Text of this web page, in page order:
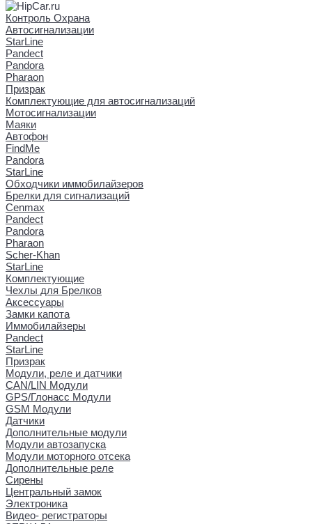
Контроль Охрана
Автосигнализации
StarLine
Pandect
Pandora
Pharaon
Призрак
Комплектующие для автосигнализаций
Мотосигнализации
Маяки
Автофон
FindMe
Pandora
StarLine
Обходчики иммобилайзеров
Брелки для сигнализаций
Cenmax
Pandect
Pandora
Pharaon
Scher-Khan
StarLine
Комплектующие
Чехлы для Брелков
Аксессуары
Замки капота
Иммобилайзеры
Pandect
StarLine
Призрак
Модули, реле и датчики
CAN/LIN Модули
GPS/Глонасс Модули
GSM Модули
Датчики
Дополнительные модули
Модули автозапуска
Модули моторного отсека
Дополнительные реле
Сирены
Центральный замок
Электроника
Видео- регистраторы